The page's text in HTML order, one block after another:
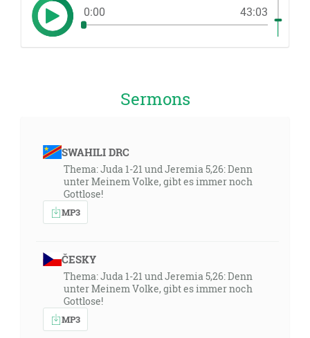
0:00 43:03
Sermons
SWAHILI DRC
Thema: Juda 1-21 und Jeremia 5,26: Denn
unter Meinem Volke, gibt es immer noch
Gottlose!
MP3
ČESKY
Thema: Juda 1-21 und Jeremia 5,26: Denn
unter Meinem Volke, gibt es immer noch
Gottlose!
MP3